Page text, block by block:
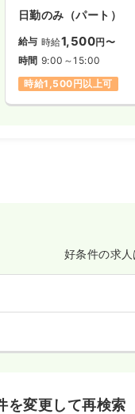
日勤のみ（パート）
給与 時給1,500円〜
時間 9:00～15:00
時給1,500円以上可
好条件の求
を変更して再検索